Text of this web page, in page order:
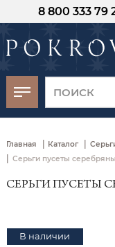
8 800 333 79
Главная | Каталог |
| Серьги пусеты
СЕРЬГИ ПУСЕТЫ
В наличии
-30%
момента оплаты